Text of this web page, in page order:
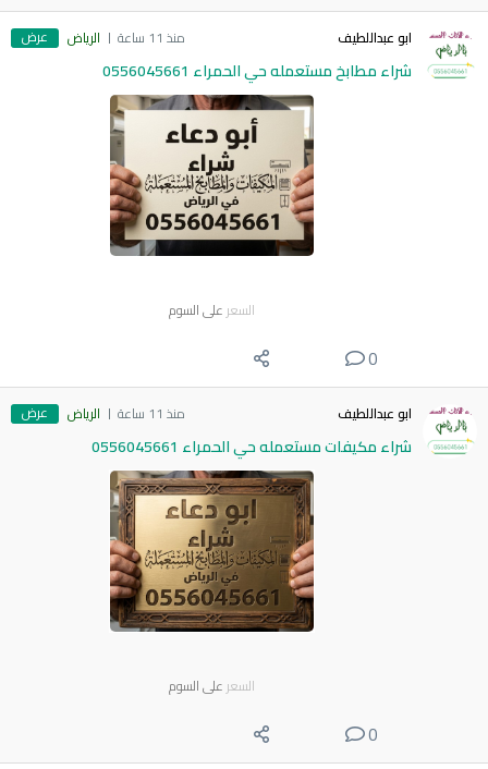
ابو عبداللطيف منذ 11 ساعة الرياض عرض
شراء مطابخ مستعمله حي الحمراء 0556045661
السعر على السوم
0
ابو عبداللطيف منذ 11 ساعة الرياض عرض
شراء مكيفات مستعمله حي الحمراء 0556045661
السعر على السوم
0